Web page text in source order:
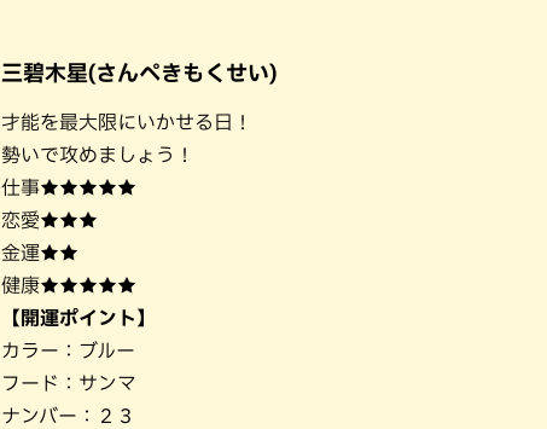
三碧木星(さんぺきもくせい)
才能を最大限にいかせる日！
勢いで攻めましょう！
仕事★★★★★
恋愛★★★
金運★★
健康★★★★★
【開運ポイント】
カラー：ブルー
フード：サンマ
ナンバー：２３